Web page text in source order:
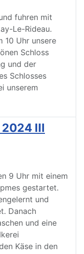
fuhren mit
Le-Rideau.
10 Uhr unsere
Schloss
und der
Schlosses
unserem
III
9 Uhr mit einem
gestartet.
und
Danach
und eine
Käse in den